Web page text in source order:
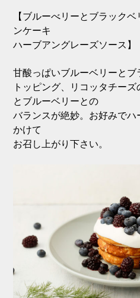
【ブルーべリーとブラック
ンケーキ
ハーブアングレーズソース】
甘酸っぱいブルーベリーと
トッピング、リコッタチー
とブルーベリーとの
バランスが絶妙。お好みで
かけて
お召し上がり下さい。